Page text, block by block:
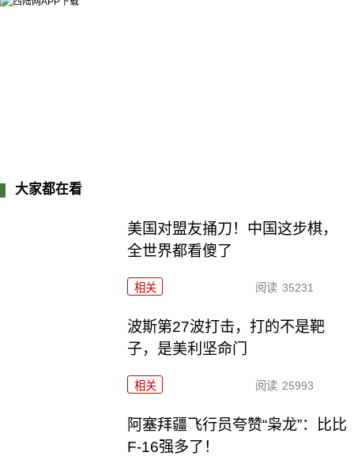
大家都在看
美国对盟友捅刀！中国这步棋，
全世界都看傻了
相关 阅读 35231
波斯第27波打击，打的不是靶
子，是美利坚命门
相关 阅读 25993
阿塞拜疆飞行员夸赞“枭龙”：比比
F-16强多了！